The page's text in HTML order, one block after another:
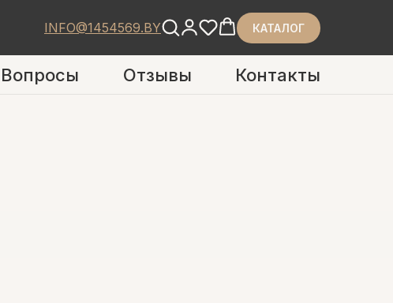
INFO@1454569.BY КАТАЛОГ
Вопросы Отзывы Контакты